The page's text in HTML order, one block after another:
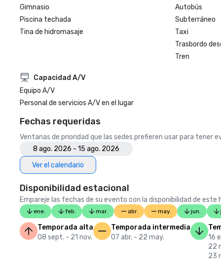
Gimnasio
Piscina techada
Tina de hidromasaje
Autobús
Subterráneo
Taxi
Trasbordo
Tren
Capacidad A/V
Equipo A/V
Personal de servicios A/V en el lugar
Fechas requeridas
Ventanas de prioridad que las sedes prefieren usar para tener
8 ago. 2026 - 15 ago. 2026
Ver el calendario
Disponibilidad estacional
Empareje las fechas de su evento con la disponibilidad de
ene. feb. mar. abr. may. jun.
Temporada alta
08 sept. - 21 nov.
Temporada intermedia
07 abr. - 22 may.
16
22
23